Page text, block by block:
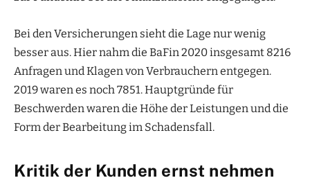
Bei den Versicherungen sieht die Lage nur wenig
besser aus. Hier nahm die BaFin 2020 insgesamt 8216
Anfragen und Klagen von Verbrauchern entgegen.
2019 waren es noch 7851. Hauptgründe für
Beschwerden waren die Höhe der Leistungen und die
Form der Bearbeitung im Schadensfall.
Kritik der Kunden ernst nehmen